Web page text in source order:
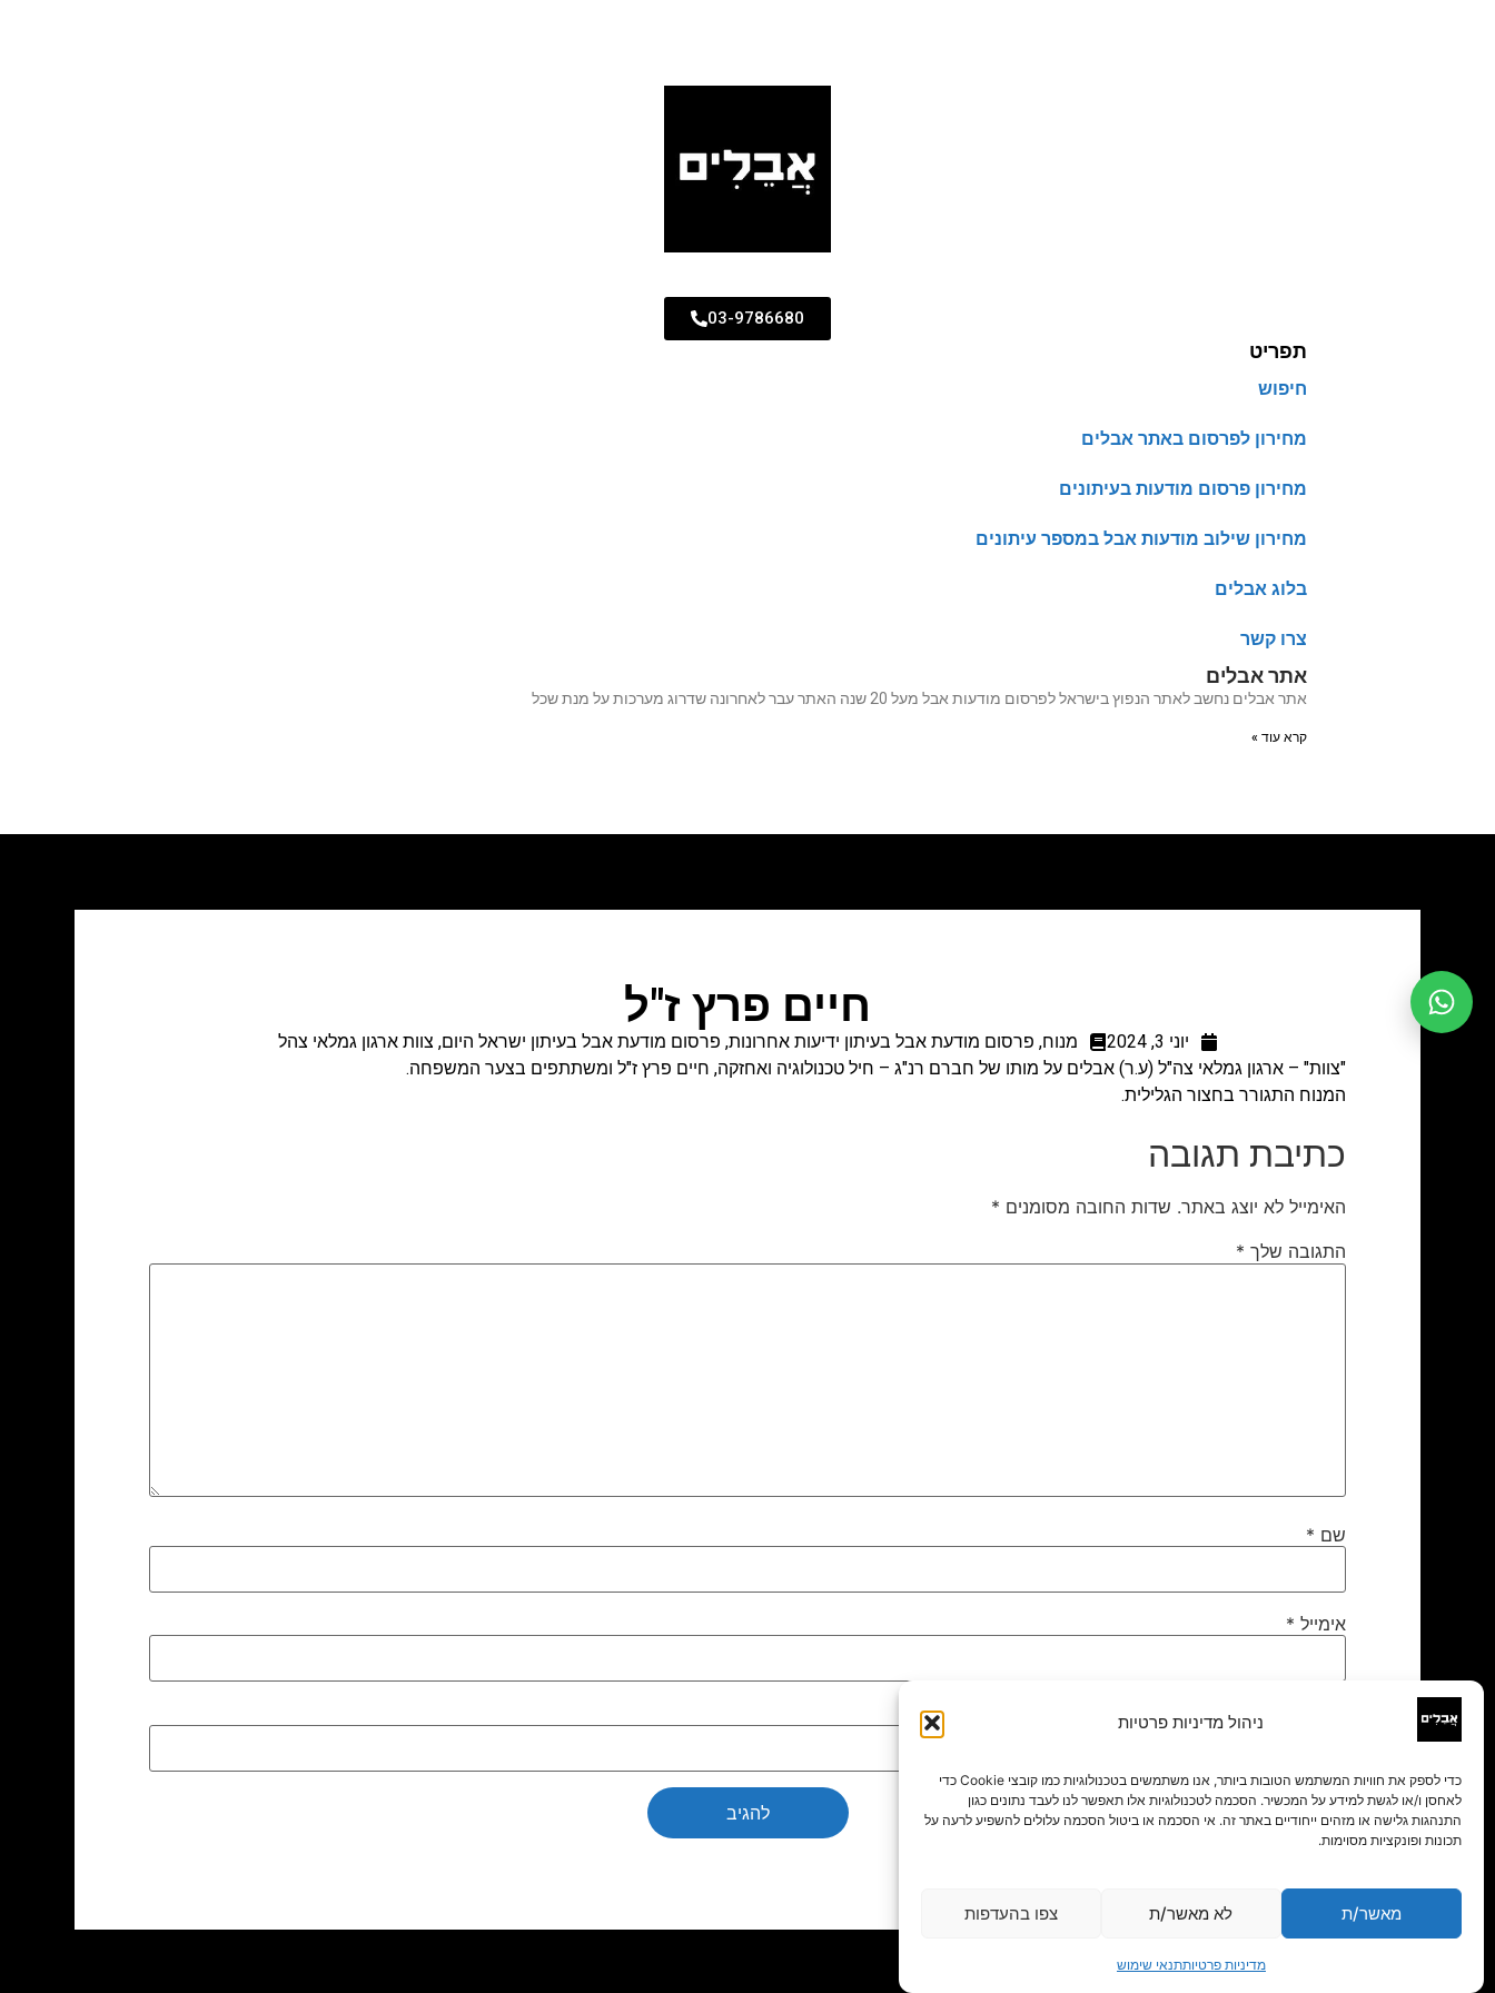
ניהול מדיניות פרטיות
כדי לספק את חוויות המשתמש הטובות ביותר, אנו משתמשים בטכנולוגיות כמו קובצי Cookie כדי
לאחסן ו/או לגשת למידע על המכשיר. הסכמה לטכנולוגיות אלו תאפשר לנו לעבד נתונים כגון
התנהגות גלישה או מזהים ייחודיים באתר זה. אי הסכמה או ביטול הסכמה עלולים להשפיע לרעה על
תכונות ופונקציות מסוימות.
מאשר/ת לא מאשר/ת צפו בהעדפות
מדיניות פרטיותתנאי שימוש
03-9786680
תפריט
חיפוש
מחירון לפרסום באתר אבלים
מחירון פרסום מודעות בעיתונים
מחירון שילוב מודעות אבל במספר עיתונים
בלוג אבלים
צרו קשר
אתר אבלים
אתר אבלים נחשב לאתר הנפוץ בישראל לפרסום מודעות אבל מעל 20 שנה האתר עבר לאחרונה שדרוג מערכות על מנת שכל
קרא עוד »
חיים פרץ ז"ל
יוני 3, 2024 מנוח, פרסום מודעת אבל בעיתון ידיעות אחרונות, פרסום מודעת אבל בעיתון ישראל היום, צוות ארגון גמלאי צהל
"צוות" – ארגון גמלאי צה"ל (ע.ר) אבלים על מותו של חברם רנ"ג – חיל טכנולוגיה ואחזקה, חיים פרץ ז"ל ומשתתפים בצער המשפחה.
המנוח התגורר בחצור הגלילית.
כתיבת תגובה
האימייל לא יוצג באתר. שדות החובה מסומנים *
התגובה שלך *
שם *
אימייל *